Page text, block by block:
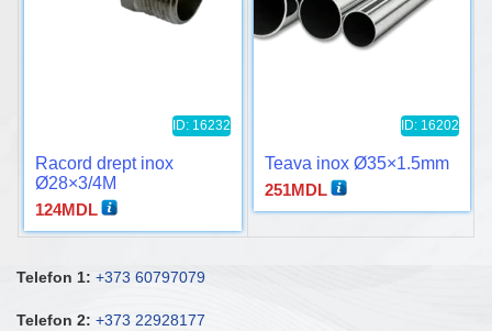
ID: 16232
Racord drept inox
Ø28×3/4M
124MDL
ID: 16202
Teava inox Ø35×1.5mm
251MDL
Telefon 1: +373 60797079
Telefon 2: +373 22928177